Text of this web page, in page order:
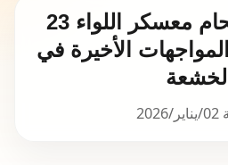
الفيديو من اقتحام معسكر اللواء 23
الأخيرة في
الخشعة